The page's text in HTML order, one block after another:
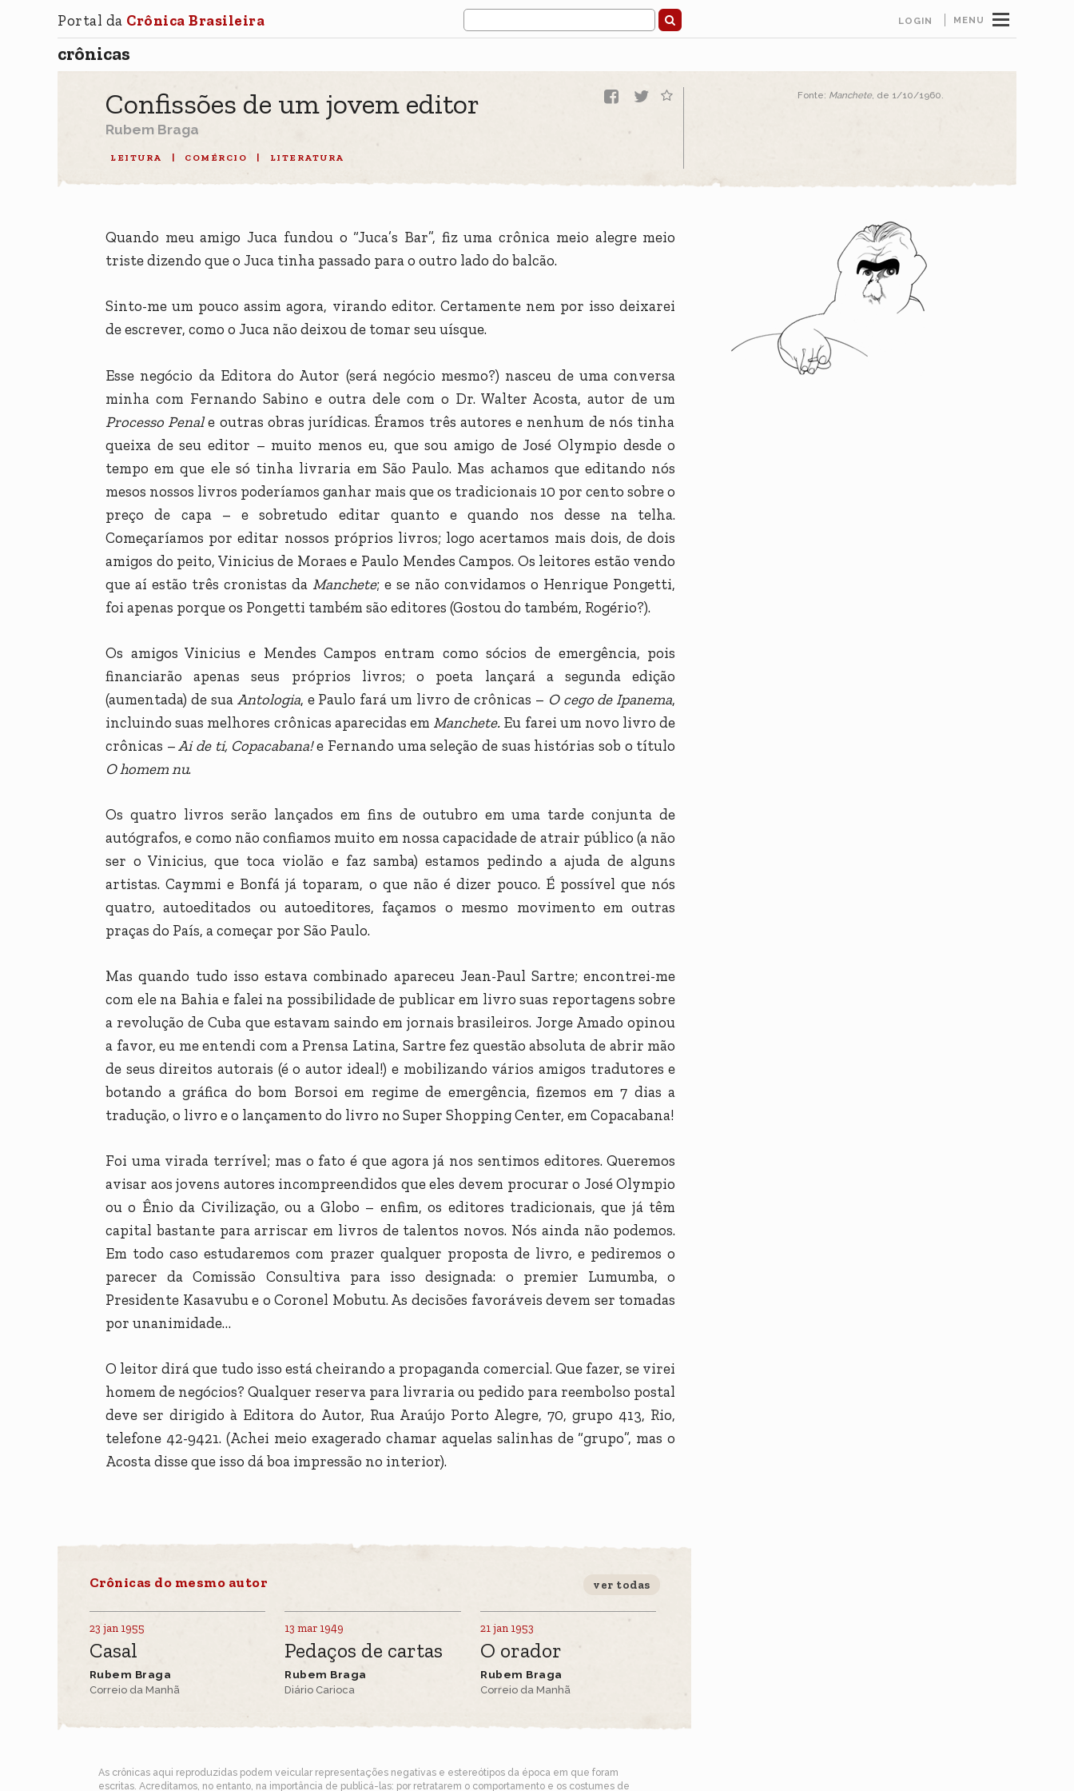
MENU
Portal da Crônica Brasileira LOGIN
crônicas
Confissões de um jovem editor
Rubem Braga
LEITURA COMÉRCIO LITERATURA
Fonte: Manchete, de 1/10/1960.
Quando meu amigo Juca fundou o “Juca’s Bar”, fiz uma crônica meio alegre meio
triste dizendo que o Juca tinha passado para o outro lado do balcão.
Sinto-me um pouco assim agora, virando editor. Certamente nem por isso deixarei
de escrever, como o Juca não deixou de tomar seu uísque.
Esse negócio da Editora do Autor (será negócio mesmo?) nasceu de uma conversa
minha com Fernando Sabino e outra dele com o Dr. Walter Acosta, autor de um
Processo Penale outras obras jurídicas. Éramos três autores e nenhum de nós tinha
queixa de seu editor – muito menos eu, que sou amigo de José Olympio desde o
tempo em que ele só tinha livraria em São Paulo. Mas achamos que editando nós
mesos nossos livros poderíamos ganhar mais que os tradicionais 10 por cento sobre o
preço de capa – e sobretudo editar quanto e quando nos desse na telha.
Começaríamos por editar nossos próprios livros; logo acertamos mais dois, de dois
amigos do peito, Vinicius de Moraes e Paulo Mendes Campos. Os leitores estão vendo
que aí estão três cronistas da Manchete; e se não convidamos o Henrique Pongetti,
foi apenas porque os Pongetti também são editores (Gostou do também, Rogério?).
Os amigos Vinicius e Mendes Campos entram como sócios de emergência, pois
financiarão apenas seus próprios livros; o poeta lançará a segunda edição
(aumentada) de sua Antologia, e Paulo fará um livro de crônicas – O cego de Ipanema,
incluindo suas melhores crônicas aparecidas em Manchete. Eu farei um novo livro de
crônicas –Ai de ti, Copacabana!e Fernando uma seleção de suas histórias sob o título
O homem nu.
Os quatro livros serão lançados em fins de outubro em uma tarde conjunta de
autógrafos, e como não confiamos muito em nossa capacidade de atrair público (a não
ser o Vinicius, que toca violão e faz samba) estamos pedindo a ajuda de alguns
artistas. Caymmi e Bonfá já toparam, o que não é dizer pouco. É possível que nós
quatro, autoeditados ou autoeditores, façamos o mesmo movimento em outras
praças do País, a começar por São Paulo.
Mas quando tudo isso estava combinado apareceu Jean-Paul Sartre; encontrei-me
com ele na Bahia e falei na possibilidade de publicar em livro suas reportagens sobre
a revolução de Cuba que estavam saindo em jornais brasileiros. Jorge Amado opinou
a favor, eu me entendi com a Prensa Latina, Sartre fez questão absoluta de abrir mão
de seus direitos autorais (é o autor ideal!) e mobilizando vários amigos tradutores e
botando a gráfica do bom Borsoi em regime de emergência, fizemos em 7 dias a
tradução, o livro e o lançamento do livro no Super Shopping Center, em Copacabana!
Foi uma virada terrível; mas o fato é que agora já nos sentimos editores. Queremos
avisar aos jovens autores incompreendidos que eles devem procurar o José Olympio
ou o Ênio da Civilização, ou a Globo – enfim, os editores tradicionais, que já têm
capital bastante para arriscar em livros de talentos novos. Nós ainda não podemos.
Em todo caso estudaremos com prazer qualquer proposta de livro, e pediremos o
parecer da Comissão Consultiva para isso designada: o premier Lumumba, o
Presidente Kasavubu e o Coronel Mobutu. As decisões favoráveis devem ser tomadas
por unanimidade…
O leitor dirá que tudo isso está cheirando a propaganda comercial. Que fazer, se virei
homem de negócios? Qualquer reserva para livraria ou pedido para reembolso postal
deve ser dirigido à Editora do Autor, Rua Araújo Porto Alegre, 70, grupo 413, Rio,
telefone 42-9421. (Achei meio exagerado chamar aquelas salinhas de “grupo”, mas o
Acosta disse que isso dá boa impressão no interior).
Crônicas do mesmo autor ver todas
23 jan 1955
Casal
Rubem Braga
Correio da Manhã
13 mar 1949
Pedaços de cartas
Rubem Braga
Diário Carioca
21 jan 1953
O orador
Rubem Braga
Correio da Manhã
As crônicas aqui reproduzidas podem veicular representações negativas e estereótipos da época em que foram
escritas. Acreditamos, no entanto, na importância de publicá-las: por retratarem o comportamento e os costumes de